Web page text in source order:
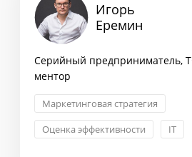
Игорь
Еремин
Серийный предприниматель,
ментор
Маркетинговая стратегия
Оценка эффективности
IT